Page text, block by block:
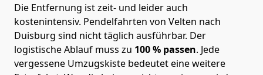
Die Entfernung ist zeit- und leider auch
kostenintensiv. Pendelfahrten von Velten nach
Duisburg sind nicht täglich ausführbar. Der
logistische Ablauf muss zu 100 % passen. Jede
vergessene Umzugskiste bedeutet eine weitere